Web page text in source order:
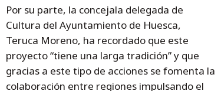
Por su parte, la concejala delegada de
Cultura del Ayuntamiento de Huesca,
Teruca Moreno, ha recordado que este
proyecto “tiene una larga tradición” y que
gracias a este tipo de acciones se fomenta la
colaboración entre regiones impulsando el